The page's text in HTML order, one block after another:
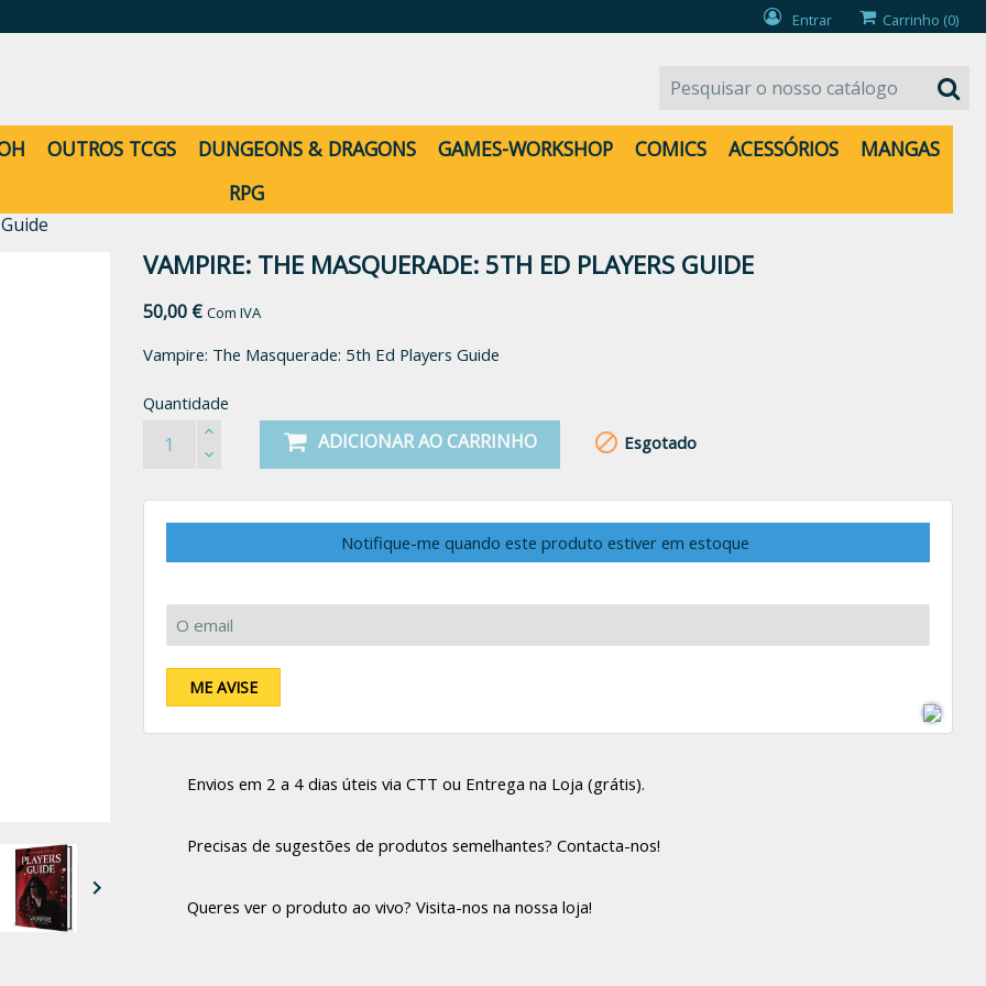
Entrar Carrinho (0)
OUTROS TCGS DUNGEONS & DRAGONS GAMES-WORKSHOP COMICS ACESSÓRIOS
MANGAS
RPG

VAMPIRE: THE MASQUERADE: 5TH ED PLAYERS GUIDE
50,00 € Com IVA
Vampire: The Masquerade: 5th Ed Players Guide
Quantidade
ADICIONAR AO CARRINHO  Esgotado
Notifique-me quando este produto estiver em estoque
ME AVISE
Envios em 2 a 4 dias úteis via CTT ou Entrega na Loja (grátis).
Precisas de sugestões de produtos semelhantes? Contacta-nos!
Queres ver o produto ao vivo? Visita-nos na nossa loja!